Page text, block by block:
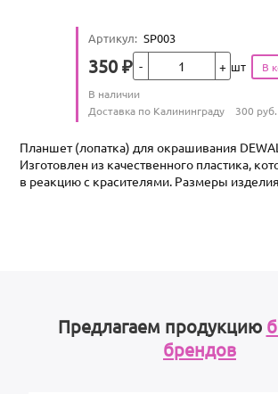
Артикул: SP003
Цена
350 ₽Кол-во шт
Количество
В наличии
Условия доставки
Доставка по Калининграду 300 руб.
Планшет (лопатка) для окрашивания
Изготовлен из качественного пластика,
в реакцию с красителями. Размеры
Предлагаем продукцию
брендов